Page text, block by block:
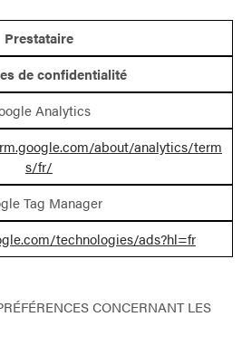
Prestataire
de confidentialité
Analytics
about/analytics/term
s/fr/
Tag Manager
technologies/ads?hl=fr
CONCERNANT LES